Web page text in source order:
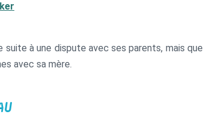
à une dispute avec ses parents, mais
avec sa mère.